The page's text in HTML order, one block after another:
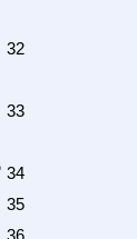
32
33
34
35
36